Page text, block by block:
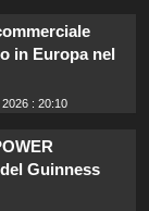
in Europa nel
: 20:10
Guinness